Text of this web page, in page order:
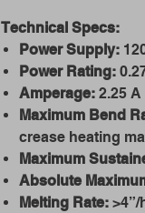
Technical Specs:
Power Supply:
Power Rating:
Amperage: 2.25 A
Maximum Bend
crease heating
Maximum
Absolute
Melting Rate: